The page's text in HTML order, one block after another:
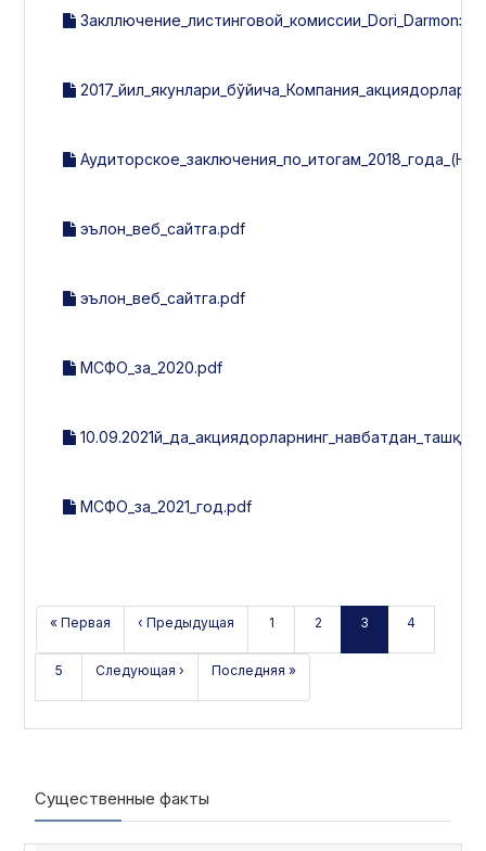
эълон_веб_сайтга.pdf
эълон_веб_сайтга.pdf
МСФО_за_2020.pdf
МСФО_за_2021_год.pdf
« Первая ‹ Предыдущая 1 2 3 4
5 Следующая › Последняя »
Существенные факты